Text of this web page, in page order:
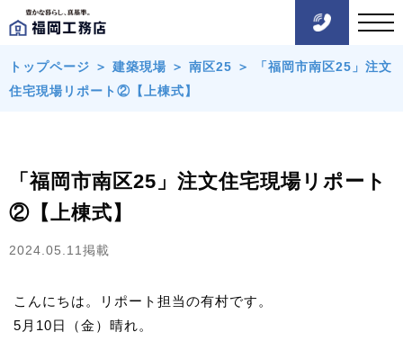
トップページ ＞ 建築現場 ＞ 南区25 ＞
「福岡市南区25」注文
住宅現場リポート②【上棟式】
「福岡市南区25」注文住宅現場リポート
②【上棟式】
2024.05.11掲載
こんにちは。リポート担当の有村です。
5月10日（金）晴れ。